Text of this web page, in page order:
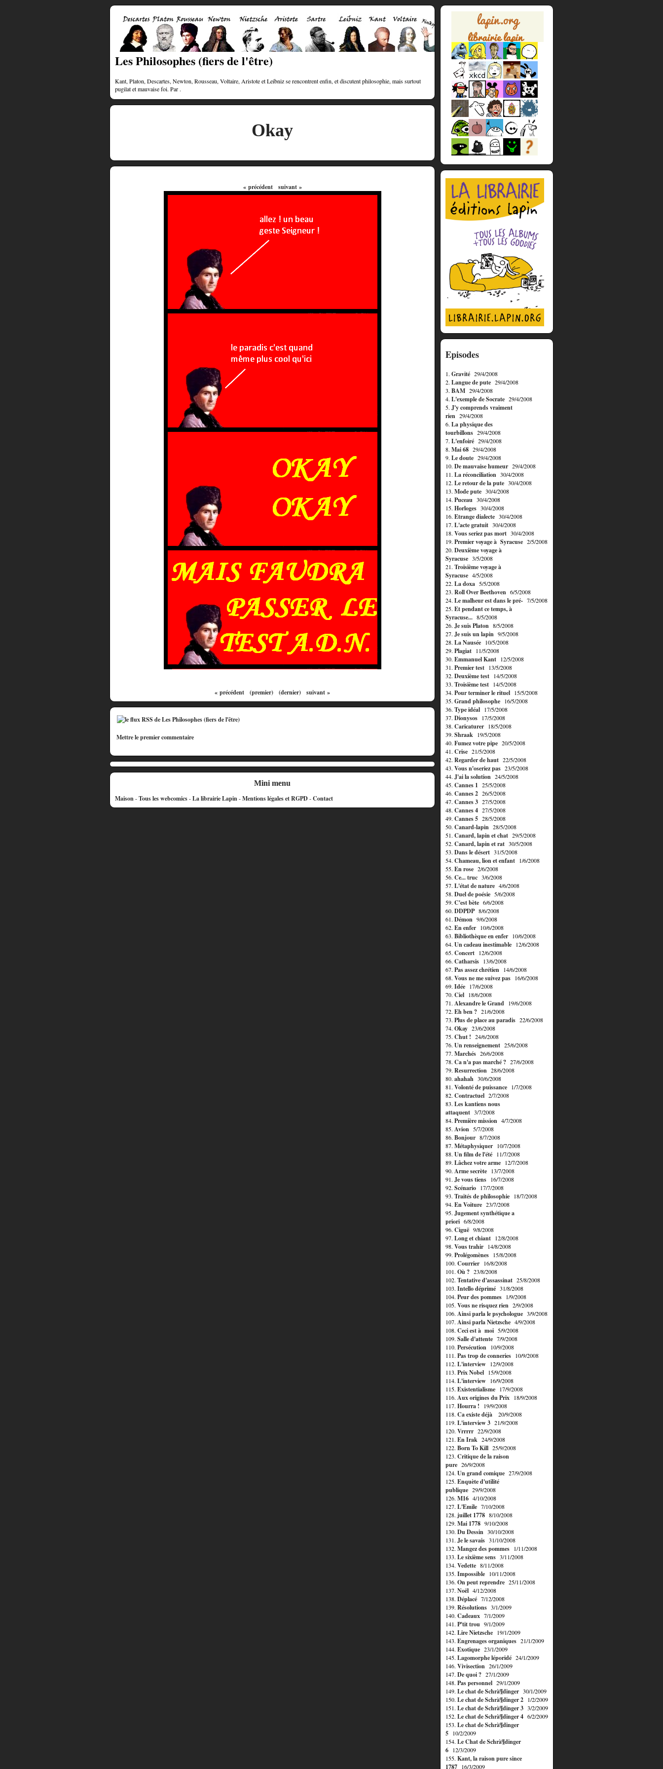
Les Philosophes (fiers de l'être)
Kant, Platon, Descartes, Newton, Rousseau, Voltaire, Aristote et Leibniz se rencontrent enfin, et discutent philosophie, mais surtout
pugilat et mauvaise foi. Par .
Okay
« précédent suivant »
« précédent (premier) (dernier) suivant »
Mettre le premier commentaire
Mini menu
Maison-Tous les webcomics-La librairie Lapin-Mentions légales et RGPD-Contact
Episodes
1. Gravité 29/4/2008
2. Langue de pute 29/4/2008
3. BAM 29/4/2008
4. L'exemple de Socrate 29/4/2008
5. J'y comprends vraiment
rien 29/4/2008
6. La physique des
tourbillons 29/4/2008
7. L'enfoiré 29/4/2008
8. Mai 68 29/4/2008
9. Le doute 29/4/2008
10. De mauvaise humeur 29/4/2008
11. La réconciliation 30/4/2008
12. Le retour de la pute 30/4/2008
13. Mode pute 30/4/2008
14. Puceau 30/4/2008
15. Horloges 30/4/2008
16. Etrange dialecte 30/4/2008
17. L'acte gratuit 30/4/2008
18. Vous seriez pas mort 30/4/2008
19. Premier voyage à Syracuse 2/5/2008
20. Deuxième voyage à
Syracuse 3/5/2008
21. Troisième voyage à
Syracuse 4/5/2008
22. La doxa 5/5/2008
23. Roll Over Beethoven 6/5/2008
24. Le malheur est dans le pré- 7/5/2008
25. Et pendant ce temps, à
Syracuse... 8/5/2008
26. Je suis Platon 8/5/2008
27. Je suis un lapin 9/5/2008
28. La Nausée 10/5/2008
29. Plagiat 11/5/2008
30. Emmanuel Kant 12/5/2008
31. Premier test 13/5/2008
32. Deuxième test 14/5/2008
33. Troisième test 14/5/2008
34. Pour terminer le rituel 15/5/2008
35. Grand philosophe 16/5/2008
36. Type idéal 17/5/2008
37. Dionysos 17/5/2008
38. Caricaturer 18/5/2008
39. Shraak 19/5/2008
40. Fumez votre pipe 20/5/2008
41. Crise 21/5/2008
42. Regarder de haut 22/5/2008
43. Vous n'oseriez pas 23/5/2008
44. J'ai la solution 24/5/2008
45. Cannes 1 25/5/2008
46. Cannes 2 26/5/2008
47. Cannes 3 27/5/2008
48. Cannes 4 27/5/2008
49. Cannes 5 28/5/2008
50. Canard-lapin 28/5/2008
51. Canard, lapin et chat 29/5/2008
52. Canard, lapin et rat 30/5/2008
53. Dans le désert 31/5/2008
54. Chameau, lion et enfant 1/6/2008
55. En rose 2/6/2008
56. Ce... truc 3/6/2008
57. L'état de nature 4/6/2008
58. Duel de poésie 5/6/2008
59. C'est bète 6/6/2008
60. DDPDP8/6/2008
61. Démon 9/6/2008
62. En enfer 10/6/2008
63. Bibliothèque en enfer 10/6/2008
64. Un cadeau inestimable 12/6/2008
65. Concert 12/6/2008
66. Catharsis 13/6/2008
67. Pas assez chrétien 14/6/2008
68. Vous ne me suivez pas 16/6/2008
69. Idée 17/6/2008
70. Ciel 18/6/2008
71. Alexandre le Grand 19/6/2008
72. Eh ben ? 21/6/2008
73. Plus de place au paradis 22/6/2008
74. Okay 23/6/2008
75. Chut ! 24/6/2008
76. Un renseignement 25/6/2008
77. Marchés 26/6/2008
78. Ca n'a pas marché ? 27/6/2008
79. Resurrection 28/6/2008
80. ahahah 30/6/2008
81. Volonté de puissance 1/7/2008
82. Contractuel 2/7/2008
83. Les kantiens nous
attaquent 3/7/2008
84. Première mission 4/7/2008
85. Avion 5/7/2008
86. Bonjour 8/7/2008
87. Métaphysiquer 10/7/2008
88. Un film de l'été 11/7/2008
89. Lâchez votre arme 12/7/2008
90. Arme secrète 13/7/2008
91. Je vous tiens 16/7/2008
92. Scénario 17/7/2008
93. Traités de philosophie 18/7/2008
94. En Voiture 23/7/2008
95. Jugement synthétique a
priori 6/8/2008
96. Ciguë 9/8/2008
97. Long et chiant 12/8/2008
98. Vous trahir 14/8/2008
99. Prolégomènes 15/8/2008
100. Courrier 16/8/2008
101. Où ? 23/8/2008
102. Tentative d'assassinat 25/8/2008
103. Intello déprimé 31/8/2008
104. Peur des pommes 1/9/2008
105. Vous ne risquez rien 2/9/2008
106. Ainsi parla le psychologue 3/9/2008
107. Ainsi parla Nietzsche 4/9/2008
108. Ceci est à moi 5/9/2008
109. Salle d'attente 7/9/2008
110. Persécution 10/9/2008
111. Pas trop de conneries 10/9/2008
112. L'interview 12/9/2008
113. Prix Nobel 15/9/2008
114. L'interview 16/9/2008
115. Existentialisme 17/9/2008
116. Aux origines du Prix 18/9/2008
117. Hourra ! 19/9/2008
118. Ca existe déjà
20/9/2008
119. L'interview 3 21/9/2008
120. Vrrrrr 22/9/2008
121. En Irak 24/9/2008
122. Born To Kill 25/9/2008
123. Critique de la raison
pure 26/9/2008
124. Un grand comique 27/9/2008
125. Enquète d'utilité
publique 29/9/2008
126. M16 4/10/2008
127. L'Emile 7/10/2008
128. juillet 1778 8/10/2008
129. Mai 1778 9/10/2008
130. Du Dessin 30/10/2008
131. Je le savais 31/10/2008
132. Mangez des pommes 1/11/2008
133. Le sixième sens 3/11/2008
134. Vedette 8/11/2008
135. Impossible 10/11/2008
136. On peut reprendre 25/11/2008
137. Noël 4/12/2008
138. Déplacé 7/12/2008
139. Résolutions 3/1/2009
140. Cadeaux 7/1/2009
141. P'tit trou 9/1/2009
142. Lire Nietzsche 19/1/2009
143. Engrenages organiques 21/1/2009
144. Exotique 23/1/2009
145. Lagomorphe léporidé 24/1/2009
146. Vivisection 26/1/2009
147. De quoi ? 27/1/2009
148. Pas personnel 29/1/2009
149. Le chat de Schrà¶dinger 30/1/2009
150. Le chat de Schrà¶dinger 2 1/2/2009
151. Le chat de Schrà¶dinger 3 3/2/2009
152. Le chat de Schrà¶dinger 4 6/2/2009
153. Le chat de Schrà¶dinger
5 10/2/2009
154. Le Chat de Schrà¶dinger
6 12/3/2009
155. Kant, la raison pure since
1787 16/3/2009